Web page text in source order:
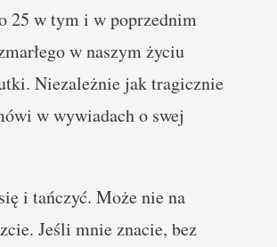
25 w tym i w poprzednim
w naszym życiu
Niezależnie jak tragicznie
w wywiadach o swej
i tańczyć. Może nie na
Jeśli mnie znacie, bez